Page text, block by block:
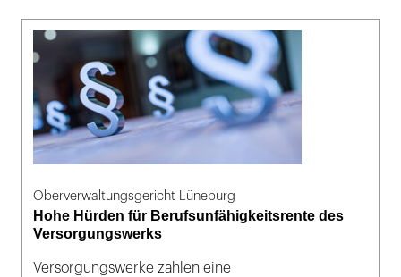
Oberverwaltungsgericht Lüneburg
Hohe Hürden für Berufsunfähigkeitsrente des
Versorgungswerks
Versorgungswerke zahlen eine